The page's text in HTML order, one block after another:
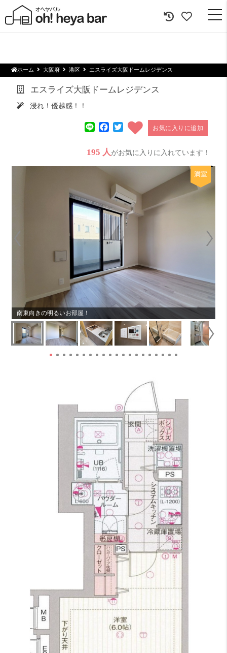
ホーム 大阪府 港区 エスライズ大阪ドームレジデンス
エスライズ大阪ドームレジデンス
浸れ！優越感！！
LineFacebook
Twitterお気に入りに追加
195 人がお気に入りに入れています！
満室
南東向きの明るいお部屋！